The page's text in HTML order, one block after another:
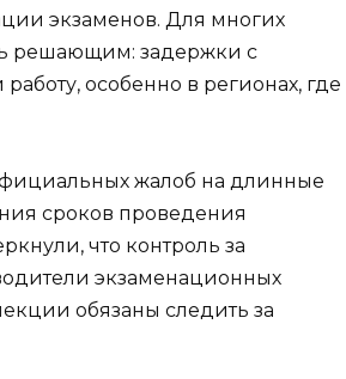
экзаменов. Для многих
решающим: задержки с
особенно в регионах, где
жалоб на длинные
сроков проведения
что контроль за
экзаменационных
обязаны следить за